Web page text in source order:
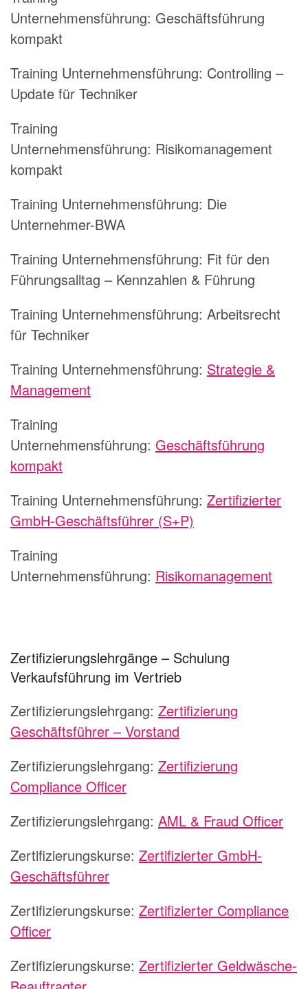
Unternehmensführung: Geschäftsführung
kompakt
Training Unternehmensführung: Controlling –
Update für Techniker
Training
Unternehmensführung: Risikomanagement
kompakt
Training Unternehmensführung: Die
Unternehmer-BWA
Training Unternehmensführung: Fit für den
Führungsalltag – Kennzahlen & Führung
Training Unternehmensführung: Arbeitsrecht
für Techniker
Training Unternehmensführung: Strategie &
Management
Training
Unternehmensführung: Geschäftsführung
kompakt
Training Unternehmensführung: Zertifizierter
GmbH-Geschäftsführer (S+P)
Training
Unternehmensführung: Risikomanagement
Zertifizierungslehrgänge – Schulung
Verkaufsführung im Vertrieb
Zertifizierungslehrgang: Zertifizierung
Geschäftsführer – Vorstand
Zertifizierungslehrgang: Zertifizierung
Compliance Officer
Zertifizierungslehrgang: AML & Fraud Officer
Zertifizierungskurse: Zertifizierter GmbH-
Geschäftsführer
Zertifizierungskurse: Zertifizierter Compliance
Officer
Zertifizierungskurse: Zertifizierter Geldwäsche-